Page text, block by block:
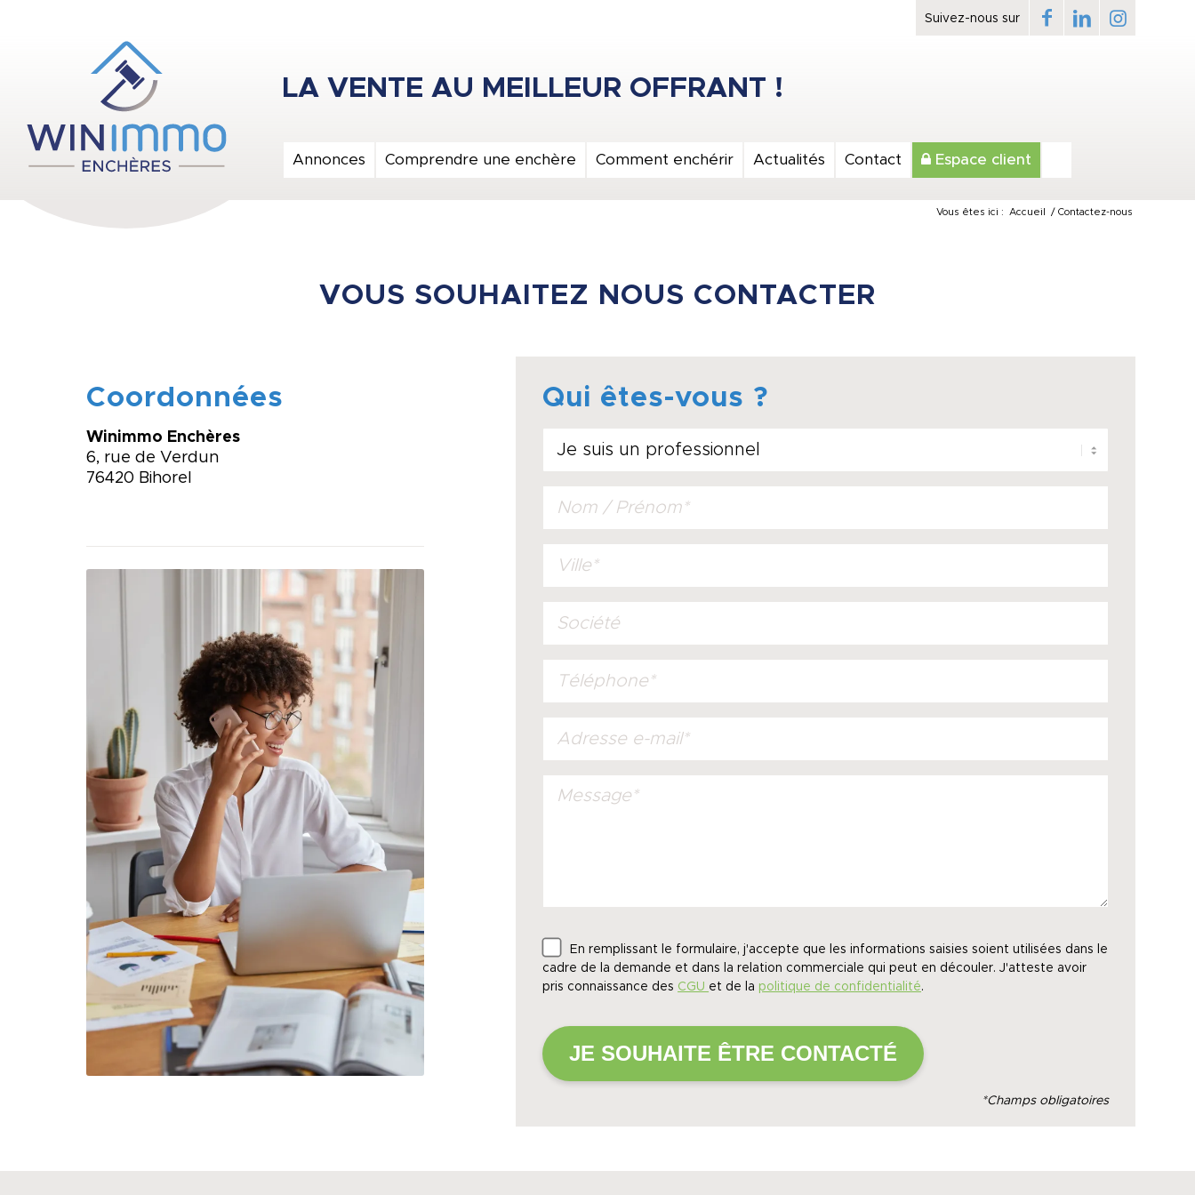
Annonces Comprendre une enchère Comment enchérir Actualités Contact Espace client
Vous êtes ici : Accueil / Contactez-nous
VOUS SOUHAITEZ NOUS CONTACTER
Coordonnées
Winimmo Enchères
6, rue de Verdun
76420 Bihorel
Qui êtes-vous ?
En remplissant le formulaire, j'accepte que les informations saisies soient utilisées dans le
cadre de la demande et dans la relation commerciale qui peut en découler. J'atteste avoir
pris connaissance des CGU et de la politique de confidentialité.
*Champs obligatoires